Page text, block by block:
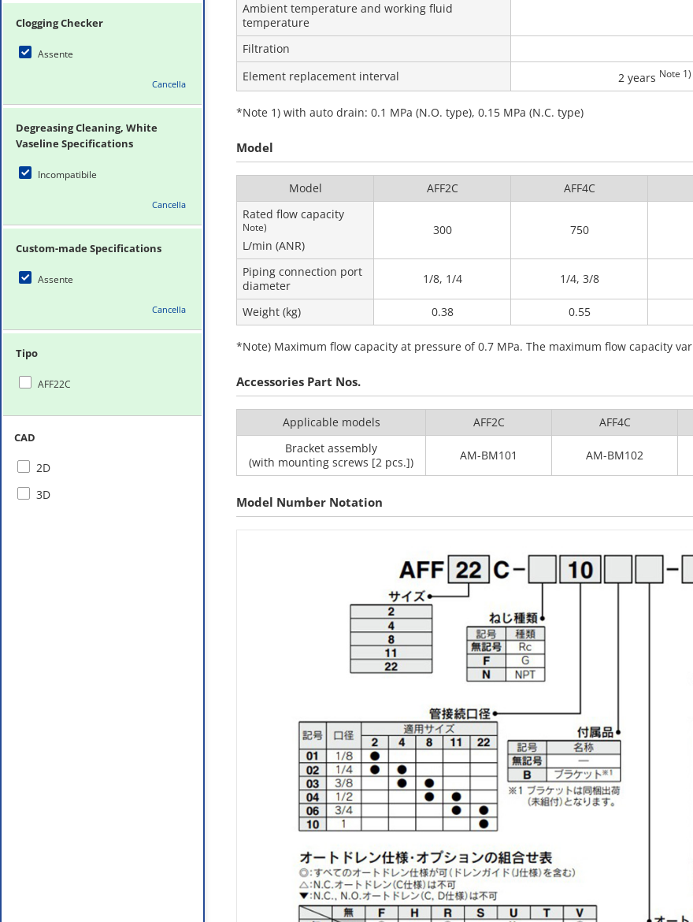
Clogging Checker
Assente
Cancella
Degreasing Cleaning, White
Vaseline Specifications
Incompatibile
Cancella
Custom-made Specifications
Assente
Cancella
Tipo
AFF22C
CAD
2D
3D
Ambient temperature and working fluid
temperature
Filtration
Element replacement interval
2 years Note 1)
*Note 1) with auto drain: 0.1 MPa (N.O. type), 0.15 MPa (N.C. type)
Model
Model AFF2C AFF4C
Rated flow capacity
Note)
L/min (ANR)
300 750
Piping connection port
diameter
1/8, 1/4 1/4, 3/8
Weight (kg) 0.38 0.55
*Note) Maximum flow capacity at pressure of 0.7 MPa. The maximum flow capacity
Accessories Part Nos.
Applicable models AFF2C AFF4C
Bracket assembly
(with mounting screws [2 pcs.])
AM-BM101 AM-BM102
Model Number Notation